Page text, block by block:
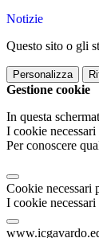
Notizie
Questo sito o gli
Personalizza
Gestione cookie
In questa
I cookie
Per conoscere
Cookie necessari
I cookie